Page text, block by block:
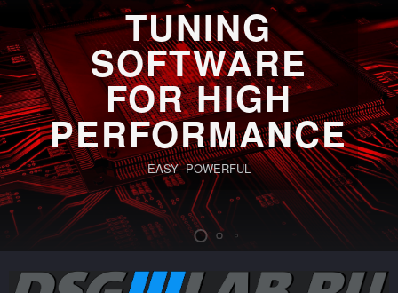
TUNING
SOFTWARE
FOR HIGH
PERFORMANCE
EASY POWERFUL